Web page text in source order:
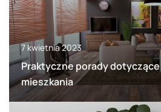
7 kwietnia 2023
Praktyczne porady
mieszkania